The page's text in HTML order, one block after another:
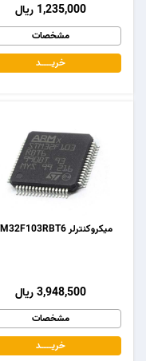
1,235,000 ریال
مشخصات
خریـــــــد
میکروکنترلر STM32F103RBT6
3,948,500 ریال
مشخصات
خریـــــــد